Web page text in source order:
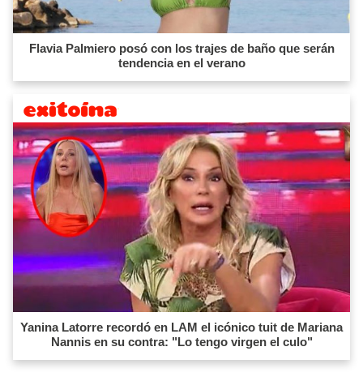
Flavia Palmiero posó con los trajes de baño que serán
tendencia en el verano
Yanina Latorre recordó en LAM el icónico tuit de Mariana
Nannis en su contra: "Lo tengo virgen el culo"